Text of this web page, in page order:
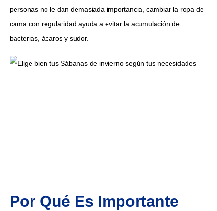
personas no le dan demasiada importancia, cambiar la ropa de
cama con regularidad ayuda a evitar la acumulación de
bacterias, ácaros y sudor.
Por Qué Es Importante